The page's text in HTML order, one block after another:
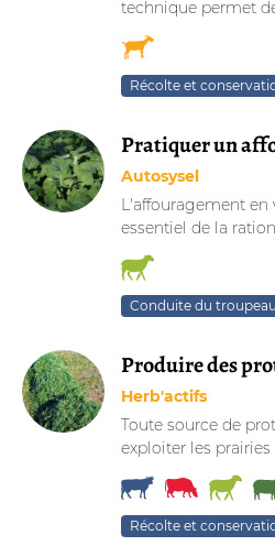
technique permet
Récolte et
Pratiquer un
Autosysel
L'affouragement en
essentiel de la
Conduite du troupeau
Produire des
Herb'actifs
Toute source de
exploiter les
Récolte et